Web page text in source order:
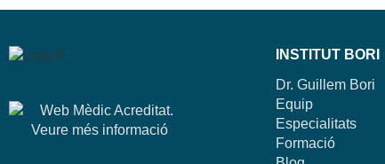
INSTITUT BORI
Dr. Guillem Bori
Equip
Especialitats
Formació